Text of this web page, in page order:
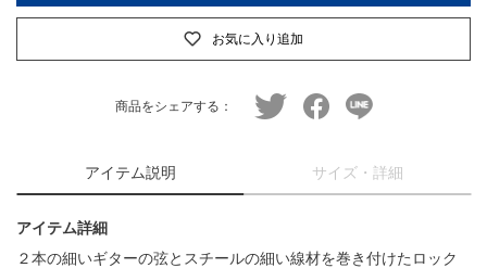
お気に入り追加
商品をシェアする： twitter facebookline
アイテム説明 サイズ・詳細
アイテム詳細
２本の細いギターの弦とスチールの細い線材を巻き付けたロック